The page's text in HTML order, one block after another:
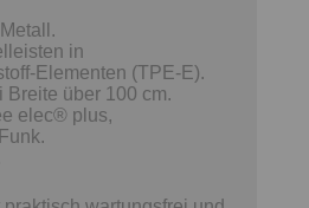
in
Elementen (TPE-E).
Breite über 100 cm.
elec® plus,